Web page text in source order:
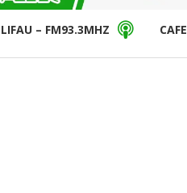
– FM93.3MHZ